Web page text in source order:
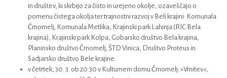
in društev, ki skrbijo za čisto in urejeno okolje, ozaveščajo o
pomenu čistega okolja ter trajnostni razvoj v Beli krajini: Komunala
Črnomelj, Komunala Metlika, Krajinski park Lahinja (RIC Bela
krajina), Krajinski park Kolpa, Gobarsko društvo Bela krajina,
Planinsko društvo Črnomelj, ŠTD Vinica, Društvo Proteus in
Sadjarsko društvo Bele krajine.
v četrtek, 30. 3. ob 20.30 v Kulturnem domu Črnomelj: »Vrnitev«,